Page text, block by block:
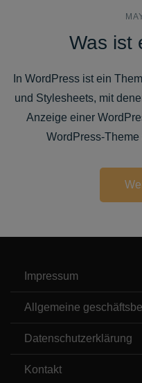
Was ist
In WordPress ist ein
und Stylesheets, mit
Anzeige einer
WordPress-Theme
Impressum
Allgemeine
Datenschutzerklärung
Kontakt